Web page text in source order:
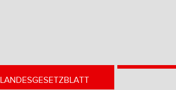
LANDESGESETZBLATT